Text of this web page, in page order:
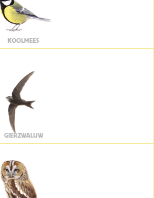
KOOLMEES
GIERZWALUW